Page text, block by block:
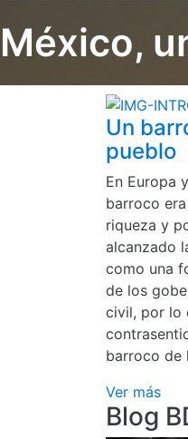
México,
Un
pueblo
En Europa
barroco
riqueza y
alcanzado
como una
de los
civil, por lo
barroco de
Ver más
Blog